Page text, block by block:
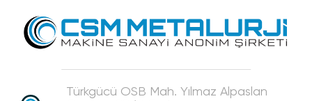
Türkgücü OSB Mah. Yılmaz Alpaslan